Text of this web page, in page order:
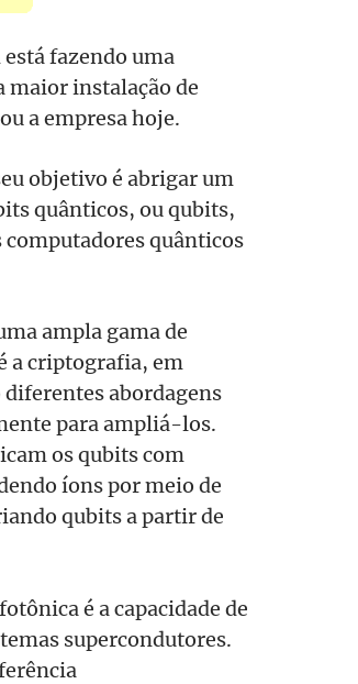
fazendo uma
maior instalação de
a empresa hoje.
objetivo é abrigar um
quânticos, ou qubits,
quânticos
ampla gama de
a criptografia, em
diferentes abordagens
para ampliá-los.
os qubits com
íons por meio de
qubits a partir de
é a capacidade de
supercondutores.